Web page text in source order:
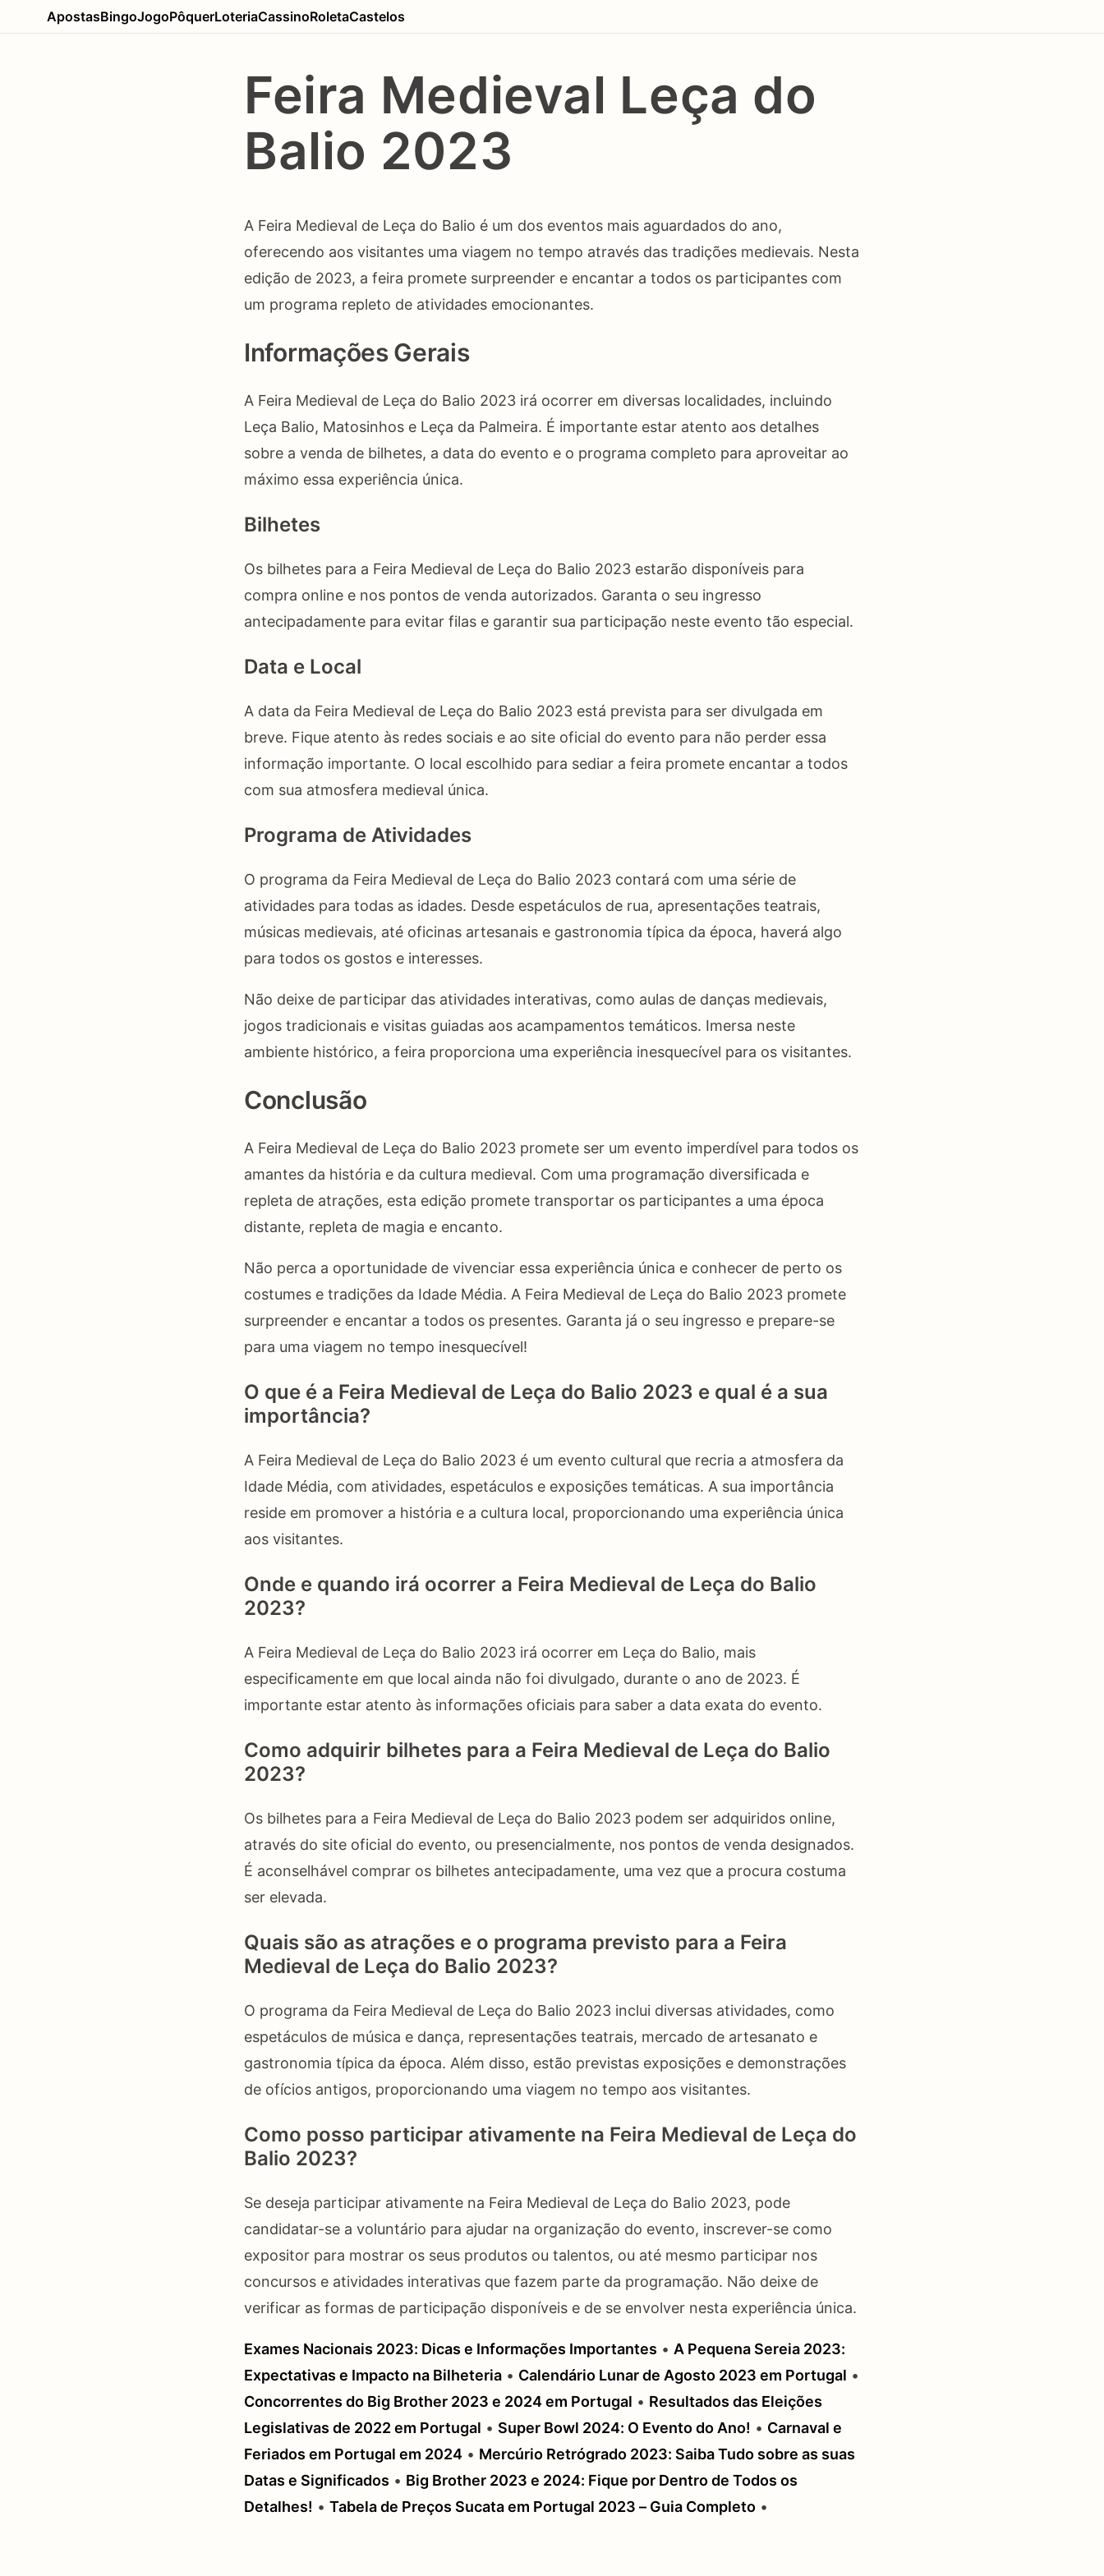
ApostasBingoJogoPôquerLoteriaCassinoRoletaCastelos
Feira Medieval Leça do
Balio 2023
A Feira Medieval de Leça do Balio é um dos eventos mais aguardados do ano,
oferecendo aos visitantes uma viagem no tempo através das tradições medievais. Nesta
edição de 2023, a feira promete surpreender e encantar a todos os participantes com
um programa repleto de atividades emocionantes.
Informações Gerais
A Feira Medieval de Leça do Balio 2023 irá ocorrer em diversas localidades, incluindo
Leça Balio, Matosinhos e Leça da Palmeira. É importante estar atento aos detalhes
sobre a venda de bilhetes, a data do evento e o programa completo para aproveitar ao
máximo essa experiência única.
Bilhetes
Os bilhetes para a Feira Medieval de Leça do Balio 2023 estarão disponíveis para
compra online e nos pontos de venda autorizados. Garanta o seu ingresso
antecipadamente para evitar filas e garantir sua participação neste evento tão especial.
Data e Local
A data da Feira Medieval de Leça do Balio 2023 está prevista para ser divulgada em
breve. Fique atento às redes sociais e ao site oficial do evento para não perder essa
informação importante. O local escolhido para sediar a feira promete encantar a todos
com sua atmosfera medieval única.
Programa de Atividades
O programa da Feira Medieval de Leça do Balio 2023 contará com uma série de
atividades para todas as idades. Desde espetáculos de rua, apresentações teatrais,
músicas medievais, até oficinas artesanais e gastronomia típica da época, haverá algo
para todos os gostos e interesses.
Não deixe de participar das atividades interativas, como aulas de danças medievais,
jogos tradicionais e visitas guiadas aos acampamentos temáticos. Imersa neste
ambiente histórico, a feira proporciona uma experiência inesquecível para os visitantes.
Conclusão
A Feira Medieval de Leça do Balio 2023 promete ser um evento imperdível para todos os
amantes da história e da cultura medieval. Com uma programação diversificada e
repleta de atrações, esta edição promete transportar os participantes a uma época
distante, repleta de magia e encanto.
Não perca a oportunidade de vivenciar essa experiência única e conhecer de perto os
costumes e tradições da Idade Média. A Feira Medieval de Leça do Balio 2023 promete
surpreender e encantar a todos os presentes. Garanta já o seu ingresso e prepare-se
para uma viagem no tempo inesquecível!
O que é a Feira Medieval de Leça do Balio 2023 e qual é a sua
importância?
A Feira Medieval de Leça do Balio 2023 é um evento cultural que recria a atmosfera da
Idade Média, com atividades, espetáculos e exposições temáticas. A sua importância
reside em promover a história e a cultura local, proporcionando uma experiência única
aos visitantes.
Onde e quando irá ocorrer a Feira Medieval de Leça do Balio
2023?
A Feira Medieval de Leça do Balio 2023 irá ocorrer em Leça do Balio, mais
especificamente em que local ainda não foi divulgado, durante o ano de 2023. É
importante estar atento às informações oficiais para saber a data exata do evento.
Como adquirir bilhetes para a Feira Medieval de Leça do Balio
2023?
Os bilhetes para a Feira Medieval de Leça do Balio 2023 podem ser adquiridos online,
através do site oficial do evento, ou presencialmente, nos pontos de venda designados.
É aconselhável comprar os bilhetes antecipadamente, uma vez que a procura costuma
ser elevada.
Quais são as atrações e o programa previsto para a Feira
Medieval de Leça do Balio 2023?
O programa da Feira Medieval de Leça do Balio 2023 inclui diversas atividades, como
espetáculos de música e dança, representações teatrais, mercado de artesanato e
gastronomia típica da época. Além disso, estão previstas exposições e demonstrações
de ofícios antigos, proporcionando uma viagem no tempo aos visitantes.
Como posso participar ativamente na Feira Medieval de Leça do
Balio 2023?
Se deseja participar ativamente na Feira Medieval de Leça do Balio 2023, pode
candidatar-se a voluntário para ajudar na organização do evento, inscrever-se como
expositor para mostrar os seus produtos ou talentos, ou até mesmo participar nos
concursos e atividades interativas que fazem parte da programação. Não deixe de
verificar as formas de participação disponíveis e de se envolver nesta experiência única.
Exames Nacionais 2023: Dicas e Informações Importantes • A Pequena Sereia 2023:
Expectativas e Impacto na Bilheteria • Calendário Lunar de Agosto 2023 em Portugal •
Concorrentes do Big Brother 2023 e 2024 em Portugal • Resultados das Eleições
Legislativas de 2022 em Portugal • Super Bowl 2024: O Evento do Ano! • Carnaval e
Feriados em Portugal em 2024 • Mercúrio Retrógrado 2023: Saiba Tudo sobre as suas
Datas e Significados • Big Brother 2023 e 2024: Fique por Dentro de Todos os
Detalhes! • Tabela de Preços Sucata em Portugal 2023 – Guia Completo •